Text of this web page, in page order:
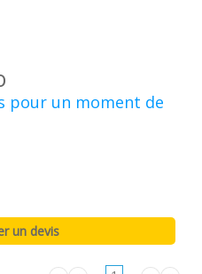
pour un moment de